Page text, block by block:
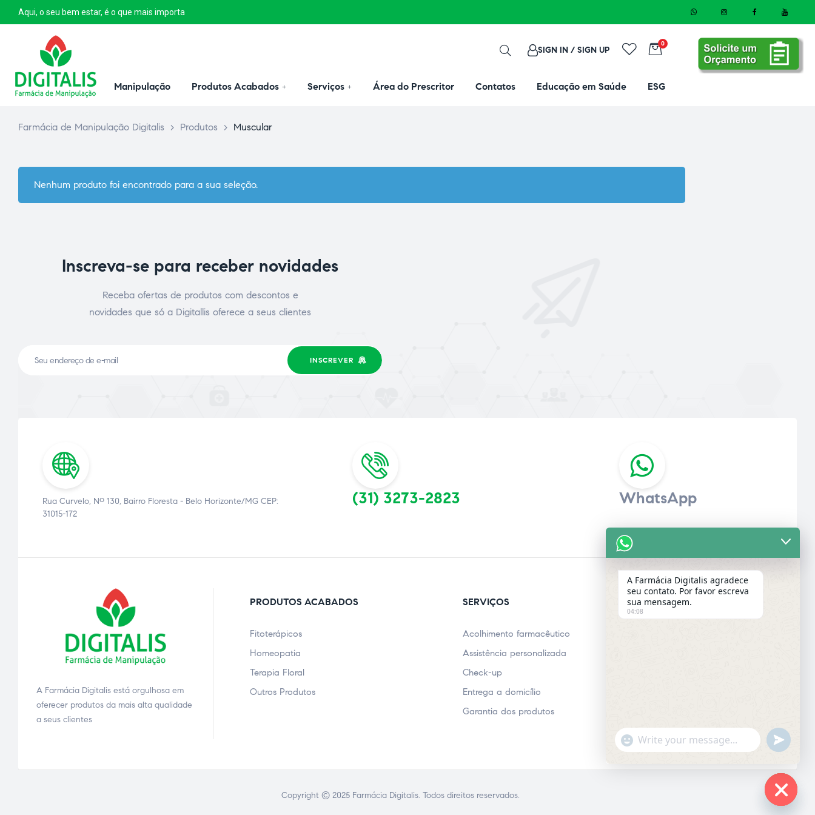
Aqui, o seu bem estar, é o que mais importa
SIGN IN / SIGN UP
0
Manipulação Produtos Acabados Serviços Área do Prescritor Contatos Educação em Saúde ESG
Farmácia de Manipulação Digitalis > Produtos > Muscular
Nenhum produto foi encontrado para a sua seleção.
Inscreva-se para receber novidades
Receba ofertas de produtos com descontos e
novidades que só a Digitallis oferece a seus clientes
INSCREVER
Rua Curvelo, Nº 130, Bairro Floresta - Belo Horizonte/MG CEP:
31015-172
(31) 3273-2823 WhatsApp
A Farmácia Digitalis está orgulhosa em
oferecer produtos da mais alta qualidade
a seus clientes
PRODUTOS ACABADOS
Fitoterápicos
Homeopatia
Terapia Floral
Outros Produtos
SERVIÇOS
Acolhimento farmacêutico
Assistência personalizada
Check-up
Entrega a domicílio
Garantia dos produtos
E-MAIL
Copyright © 2025 Farmácia Digitalis. Todos direitos reservados.
A Farmácia Digitalis agradece
seu contato. Por favor escreva
sua mensagem.
04:08
"+chaty_settings.lang.emoji_picker+"
WhatsApp